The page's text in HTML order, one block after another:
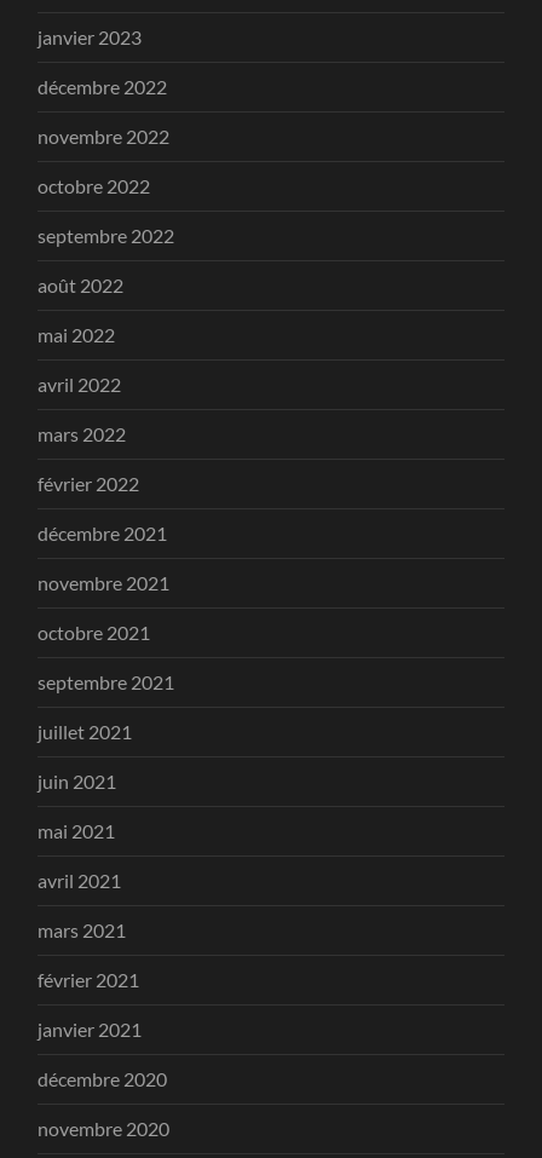
janvier 2023
décembre 2022
novembre 2022
octobre 2022
septembre 2022
août 2022
mai 2022
avril 2022
mars 2022
février 2022
décembre 2021
novembre 2021
octobre 2021
septembre 2021
juillet 2021
juin 2021
mai 2021
avril 2021
mars 2021
février 2021
janvier 2021
décembre 2020
novembre 2020